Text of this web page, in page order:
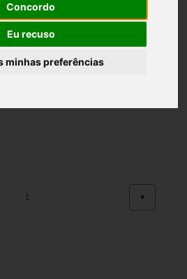
Concordo
Eu recuso
minhas preferências
Peles
+